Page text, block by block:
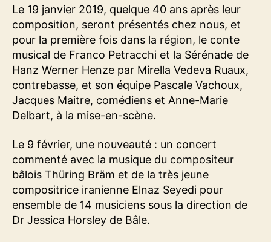
Le 19 janvier 2019, quelque 40 ans après leur
composition, seront présentés chez nous, et
pour la première fois dans la région, le conte
musical de Franco Petracchi et la Sérénade de
Hanz Werner Henze par Mirella Vedeva Ruaux,
contrebasse, et son équipe Pascale Vachoux,
Jacques Maitre, comédiens et Anne-Marie
Delbart, à la mise-en-scène.
Le 9 février, une nouveauté : un concert
commenté avec la musique du compositeur
bâlois Thüring Bräm et de la très jeune
compositrice iranienne Elnaz Seyedi pour
ensemble de 14 musiciens sous la direction de
Dr Jessica Horsley de Bâle.